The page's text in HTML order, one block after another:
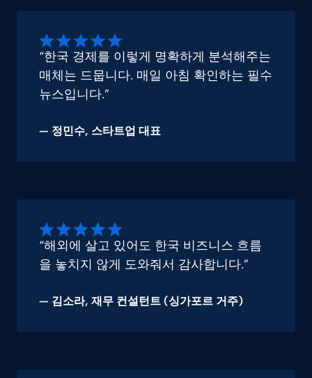
“한국 경제를 이렇게 명확하게 분석해주는
매체는 드뭅니다. 매일 아침 확인하는 필수
뉴스입니다.”
— 정민수, 스타트업 대표
“해외에 살고 있어도 한국 비즈니스 흐름
을 놓치지 않게 도와줘서 감사합니다.”
— 김소라, 재무 컨설턴트 (싱가포르 거주)